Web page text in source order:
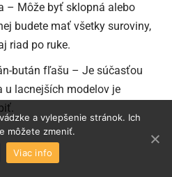
– Môže byť sklopná alebo
budete mať všetky suroviny,
riad po ruke.
bután fľašu – Je súčasťou
u lacnejších modelov je
a vylepšenie stránok. Ich
môžete zmeniť.
Viac info